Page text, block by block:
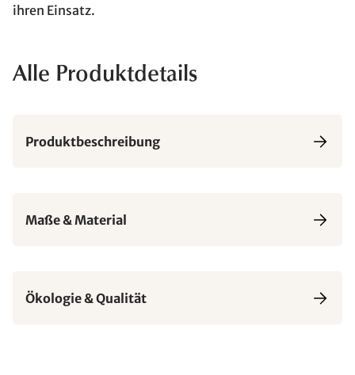
ihren Einsatz.
Alle Produktdetails
Produktbeschreibung
Maße & Material
Ökologie & Qualität